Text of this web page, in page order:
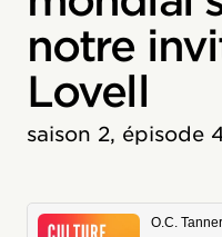
notre
Lovell
saison 2, épisode